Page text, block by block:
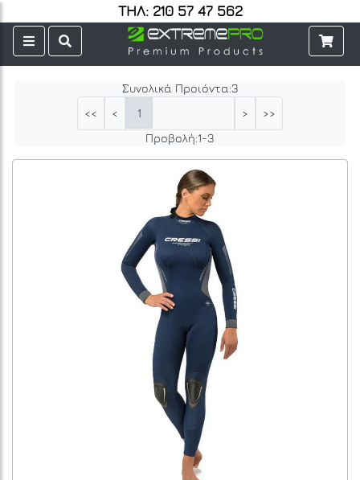
ΤΗΛ: 210 57 47 562
Συνολικά Προιόντα:3
<<
< 1 >
>>
Προβολή:1-3